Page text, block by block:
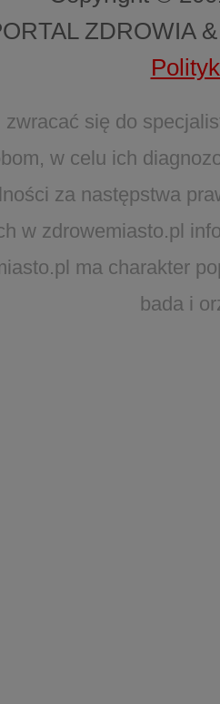
ZDROWIA
się do
w celu ich
za następstwa
w zdrowemiasto.pl
ma charakter
bada i